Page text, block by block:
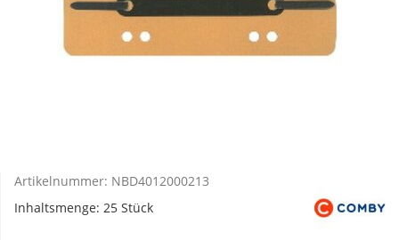
Artikelnummer: NBD4012000213
Inhaltsmenge: 25 Stück